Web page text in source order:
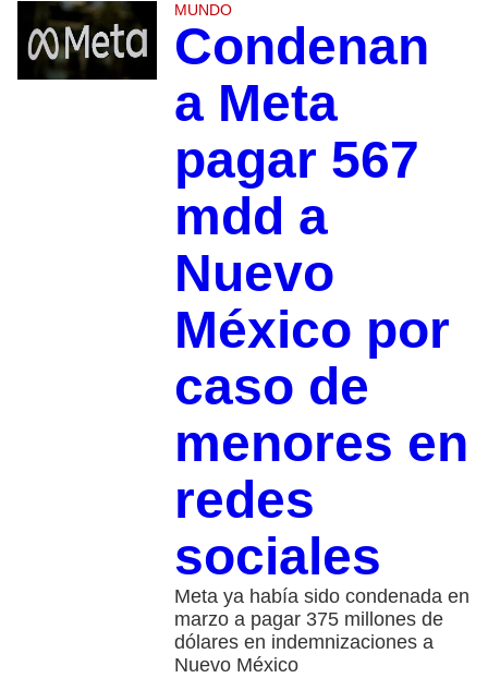
MUNDO
Condenan
a Meta
pagar 567
mdd a
Nuevo
México por
caso de
menores en
redes
sociales
Meta ya había sido condenada en
marzo a pagar 375 millones de
dólares en indemnizaciones a
Nuevo México